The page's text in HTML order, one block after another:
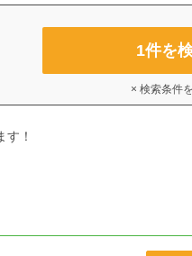
1件を
× 検索条件
す！